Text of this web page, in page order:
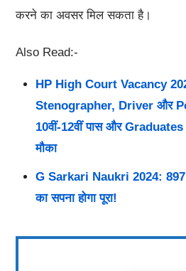
करने का अवसर मिल सकता है।
Also Read:-
HP High Court Vacancy
Stenographer, Driver और
10वीं-12वीं पास और Graduates
मौका
G Sarkari Naukri 2024: 8971
का सपना होगा पूरा!